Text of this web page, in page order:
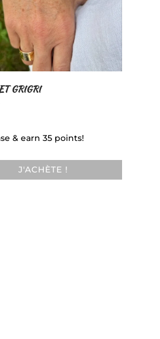
GRIGRI
& earn 35 points!
J'ACHÈTE !